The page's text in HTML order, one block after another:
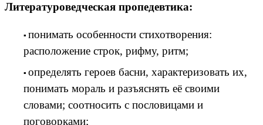
Литературоведческая пропедевтика:
понимать особенности стихотворения:
расположение строк, рифму, ритм;
определять героев басни, характеризовать их,
понимать мораль и разъяснять её своими
словами; соотносить с пословицами и
поговорками;